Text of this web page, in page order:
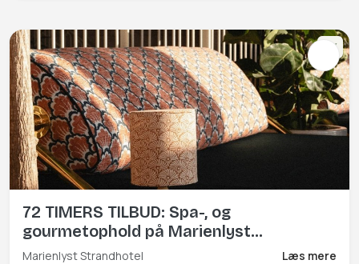
NY
72 TIMERS TILBUD: Spa-, og
gourmetophold på Marienlyst
Strandhotel
Marienlyst Strandhotel Læs mere